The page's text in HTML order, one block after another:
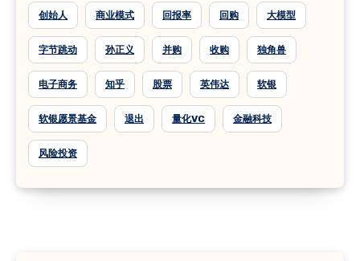
创始人 商业模式 回报率 回购 大模型
字节跳动 孙正义 并购 收购 独角兽
电子商务 知乎 股票 英伟达 软银
软银愿景基金 退出 量化VC 金融科技
风险投资